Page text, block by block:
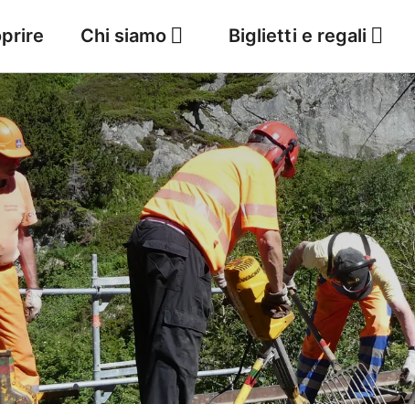
Chi siamo Biglietti e regali
Il tempo